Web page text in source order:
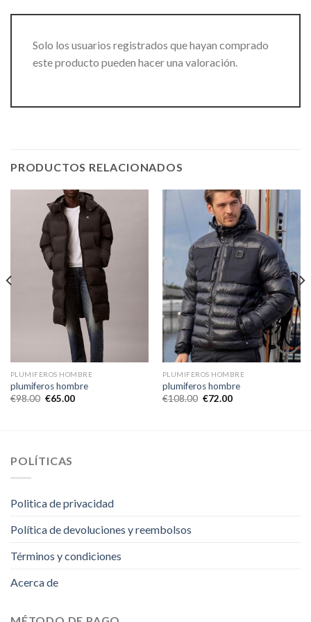
Solo los usuarios registrados que hayan comprado
este producto pueden hacer una valoración.
PRODUCTOS RELACIONADOS
PLUMIFEROS HOMBRE
plumiferos hombre
€98.00 €65.00
PLUMIFEROS HOMBRE
plumiferos hombre
€108.00 €72.00
POLÍTICAS
Politica de privacidad
Política de devoluciones y reembolsos
Términos y condiciones
Acerca de